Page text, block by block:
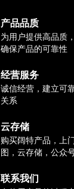
产品品质
为用户提供高品质
确保产品的可靠性
经营服务
诚信经营，建立可
关系
云存储
购买阔特产品，上
图，云存储，公众
联系我们